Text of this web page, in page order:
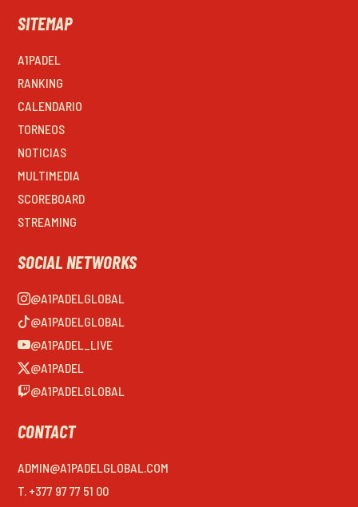
SITEMAP
A1PADEL
RANKING
CALENDARIO
TORNEOS
NOTICIAS
MULTIMEDIA
SCOREBOARD
STREAMING
SOCIAL NETWORKS
@A1PADELGLOBAL
@A1PADELGLOBAL
@A1PADEL_LIVE
@A1PADEL
@A1PADELGLOBAL
CONTACT
ADMIN@A1PADELGLOBAL.COM
T. +377 97 77 51 00